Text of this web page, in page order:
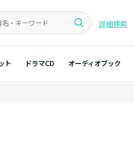
詳細検索
ト ドラマCD オーディオブック